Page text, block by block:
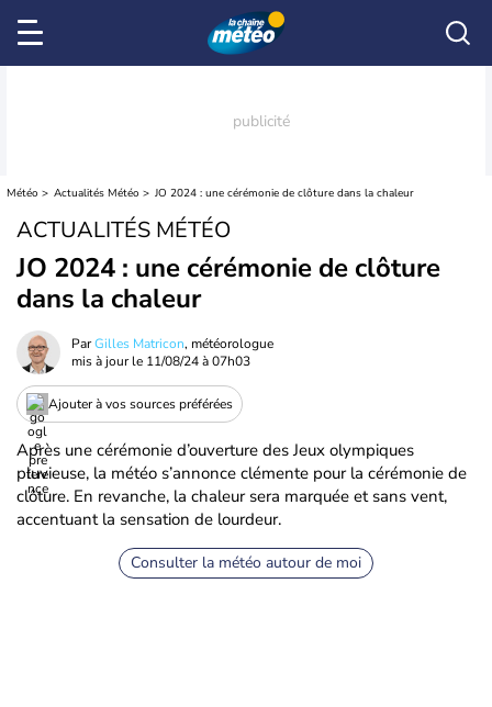
Météo Actualités Météo JO 2024 : une cérémonie de clôture dans la chaleur
ACTUALITÉS MÉTÉO
JO 2024 : une cérémonie de clôture
dans la chaleur
ParGilles Matricon, météorologue
mis à jour le 11/08/24 à 07h03
Ajouter à vos sources préférées
Après une cérémonie d’ouverture des Jeux olympiques
pluvieuse, la météo s’annonce clémente pour la cérémonie de
clôture. En revanche, la chaleur sera marquée et sans vent,
accentuant la sensation de lourdeur.
Consulter la météo autour de moi